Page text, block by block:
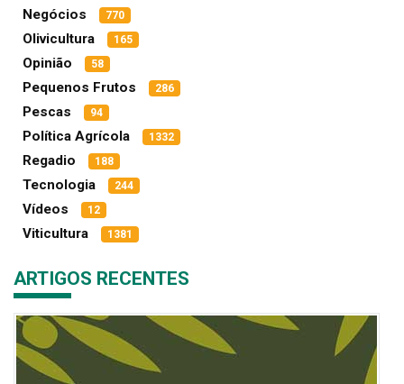
Negócios 770
Olivicultura 165
Opinião 58
Pequenos Frutos 286
Pescas 94
Política Agrícola 1332
Regadio 188
Tecnologia 244
Vídeos 12
Viticultura 1381
ARTIGOS RECENTES